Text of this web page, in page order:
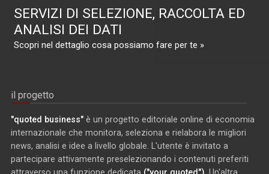
SERVIZI DI SELEZIONE, RACCOLTA ED
ANALISI DEI DATI
Scopri nel dettaglio cosa possiamo fare per te »
il progetto
"quoted business" è un progetto editoriale online di economia
internazionale che monitora, seleziona e rielabora le migliori
news, analisi e idee a livello globale. L'utente è invitato a
partecipare attivamente preselezionando i contenuti preferiti
attraverso una funzione dedicata ("your quoted") . Un'altra